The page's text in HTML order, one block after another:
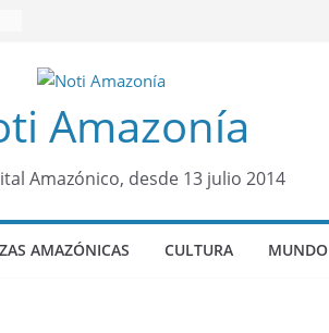
Amazonía
Amazónico, desde 13 julio 2014
AMAZÓNICAS CULTURA MUNDO